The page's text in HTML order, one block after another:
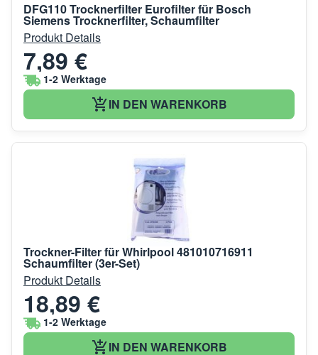
DFG110 Trocknerfilter Eurofilter für Bosch
Siemens Trocknerfilter, Schaumfilter
Produkt Details
7,89 €
1-2 Werktage
IN DEN WARENKORB
Trockner-Filter für Whirlpool 481010716911
Schaumfilter (3er-Set)
Produkt Details
18,89 €
1-2 Werktage
IN DEN WARENKORB